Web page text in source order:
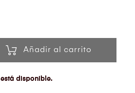
Añadir al carrito
disponible.